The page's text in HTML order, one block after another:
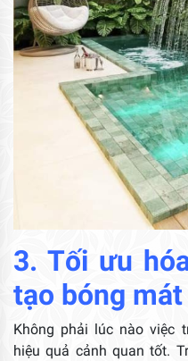
3. Tối ưu
tạo bóng mát
Không phải lúc nào việc
hiệu quả cảnh quan tốt.